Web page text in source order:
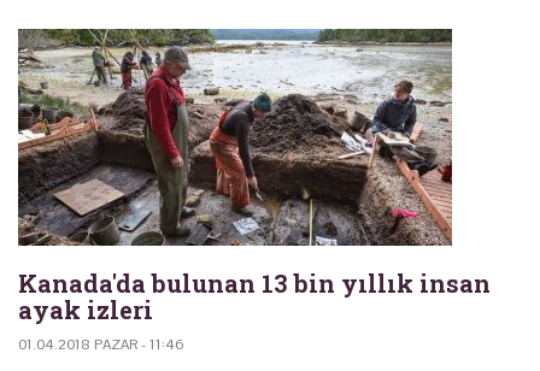
Kanada'da bulunan 13 bin yıllık insan
ayak izleri
01.04.2018 PAZAR - 11:46